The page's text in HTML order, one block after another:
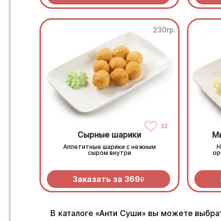
230гр.
32
Сырные шарики
Аппетитные шарики с нежным
сыром внутри
Заказать за 369R
В каталоге «Анти Суши» вы можете